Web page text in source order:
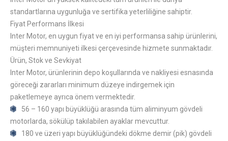
standartlarına uygunluğa ve sertifika yeterliliğine sahiptir.
Fiyat Performans İlkesi
Inter Motor, en uygun fiyat ve en iyi performansa sahip ürünlerini,
müşteri memnuniyeti ilkesi çerçevesinde hizmete sunmaktadır.
Ürün, Stok ve Sevkiyat
Inter Motor, ürünlerinin depo koşullarında ve nakliyesi esnasında
göreceği zararları minimum düzeye indirgemek için
paketlemeye ayrıca önem vermektedir.
56 – 160 yapı büyüklüğü arasında tüm aliminyum gövdeli
motorlarda, sökülüp takılabilen ayaklar mevcuttur.
180 ve üzeri yapı büyüklüğündeki dökme demir (pik) gövdeli